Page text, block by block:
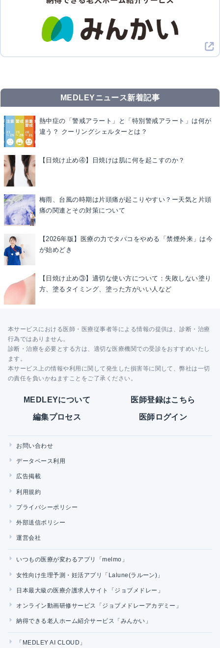
MEDLEYニュース新着記事
熱中症の「警戒アラート」と「特別警戒アラート」は何が
違う？ クーリングシェルターとは？
【日焼け止め④】日焼けは肌に何を起こすのか？
梅雨、台風の時期は片頭痛が起こりやすい？ー天気と片頭
痛の関連とその対策について
【2026年版】医療の力でタバコをやめる「禁煙外来」は今
が始めどき
【日焼け止め③】適切な使い方について：失敗しない塗り
方、塗るタイミング、塗った方がいい人など
本サービスにおける医師・医療従事者等による情報の提供は、診断・治療
行為ではありません。
診断・治療を必要とする方は、適切な医療機関での受診をおすすめいたし
ます。
本サービス上の情報や利用に関して発生した損害等に関して、弊社は一切
の責任を負いかねますことをご了承ください。
MEDLEYについて 医師登録はこちら
編集プロセス 医師ログイン
お問い合わせ
データベース利用
広告掲載
利用規約
プライバシーポリシー
外部送信ポリシー
運営会社
いつもの医療が変わるアプリ「melmo」
女性向け生理予測・妊活アプリ「Lalune(ラルーン)」
日本最大級の医療介護求人サイト「ジョブメドレー」
オンライン動画研修サービス「ジョブメドレーアカデミー」
納得できる老人ホーム紹介サービス「みんかい」
「MEDLEY AI CLOUD」